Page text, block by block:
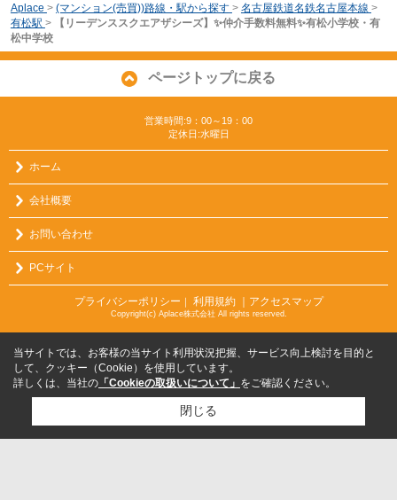
Aplace > (マンション(売買))路線・駅から探す > 名古屋鉄道名鉄名古屋本線 >
有松駅 >
【リーデンススクエアザシーズ】✨️仲介手数料無料✨️有松小学校・有
松中学校
ページトップに戻る
営業時間:9：00～19：00
定休日:水曜日
ホーム
会社概要
お問い合わせ
PCサイト
プライバシーポリシー ｜ 利用規約 ｜アクセスマップ
Copyright(c) Aplace株式会社 All rights reserved.
当サイトでは、お客様の当サイト利用状況把握、サービス向上検討を目的と
して、クッキー（Cookie）を使用しています。
詳しくは、当社の 「Cookieの取扱いについて」 をご確認ください。
閉じる